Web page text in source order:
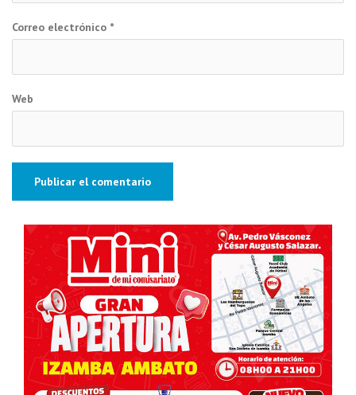
Correo electrónico *
Web